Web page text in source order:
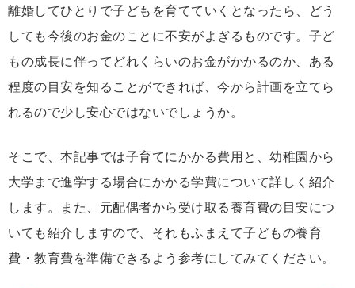
離婚してひとりで子どもを育てていくとなったら、どう
しても今後のお金のことに不安がよぎるものです。子ど
もの成長に伴ってどれくらいのお金がかかるのか、ある
程度の目安を知ることができれば、今から計画を立てら
れるので少し安心ではないでしょうか。
そこで、本記事では子育てにかかる費用と、幼稚園から
大学まで進学する場合にかかる学費について詳しく紹介
します。また、元配偶者から受け取る養育費の目安につ
いても紹介しますので、それもふまえて子どもの養育
費・教育費を準備できるよう参考にしてみてください。